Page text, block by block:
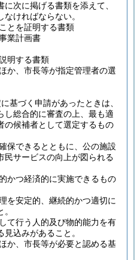
次に掲げる書類を添えて、
ければならない。
とを証明する書類
業計画書
明する書類
か、市長等が指定管理者の選
基づく申請があったときは、
し総合的に審査の上、最も適
の候補者として選定するもの
保できるとともに、公の施設
民サービスの向上が図られる
かつ経済的に実施できるもの
を安定的、継続的かつ適切に
て行う人的及び物的能力を有
込みがあること。
か、市長等が必要と認める基